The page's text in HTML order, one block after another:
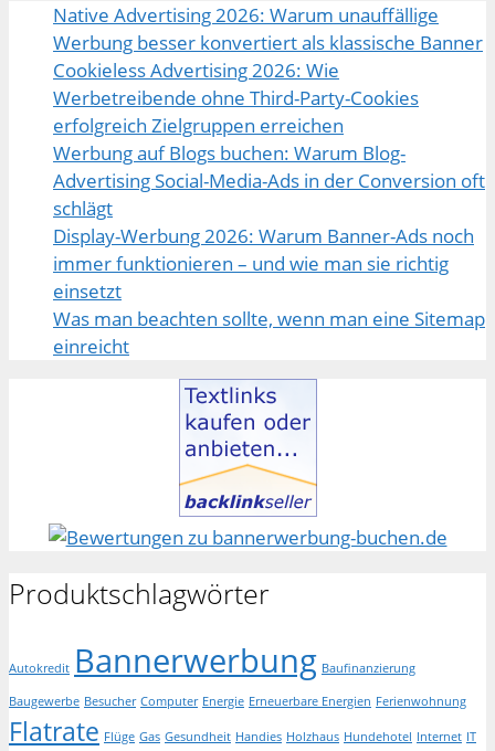
Native Advertising 2026: Warum unauffällige
Werbung besser konvertiert als klassische Banner
Cookieless Advertising 2026: Wie
Werbetreibende ohne Third-Party-Cookies
erfolgreich Zielgruppen erreichen
Werbung auf Blogs buchen: Warum Blog-
Advertising Social-Media-Ads in der Conversion oft
schlägt
Display-Werbung 2026: Warum Banner-Ads noch
immer funktionieren – und wie man sie richtig
einsetzt
Was man beachten sollte, wenn man eine Sitemap
einreicht
Produktschlagwörter
Autokredit Bannerwerbung Baufinanzierung
Baugewerbe Besucher Computer Energie Erneuerbare Energien Ferienwohnung
Flatrate Flüge Gas Gesundheit Handies Holzhaus Hundehotel Internet IT